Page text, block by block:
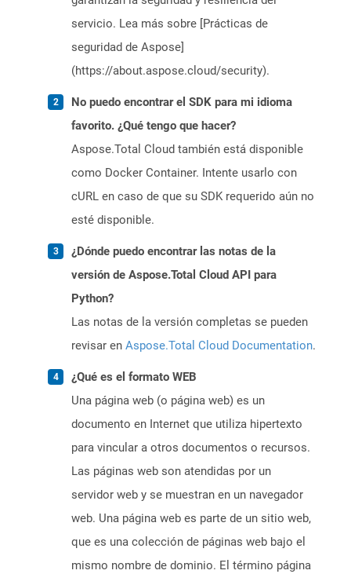
servicio. Lea más sobre [Prácticas de
seguridad de Aspose]
(https://about.aspose.cloud/security).
No puedo encontrar el SDK para mi idioma
favorito. ¿Qué tengo que hacer?
Aspose.Total Cloud también está disponible
como Docker Container. Intente usarlo con
cURL en caso de que su SDK requerido aún no
esté disponible.
¿Dónde puedo encontrar las notas de la
versión de Aspose.Total Cloud API para
Python?
Las notas de la versión completas se pueden
revisar en Aspose.Total Cloud Documentation.
¿Qué es el formato WEB
Una página web (o página web) es un
documento en Internet que utiliza hipertexto
para vincular a otros documentos o recursos.
Las páginas web son atendidas por un
servidor web y se muestran en un navegador
web. Una página web es parte de un sitio web,
que es una colección de páginas web bajo el
mismo nombre de dominio. El término página